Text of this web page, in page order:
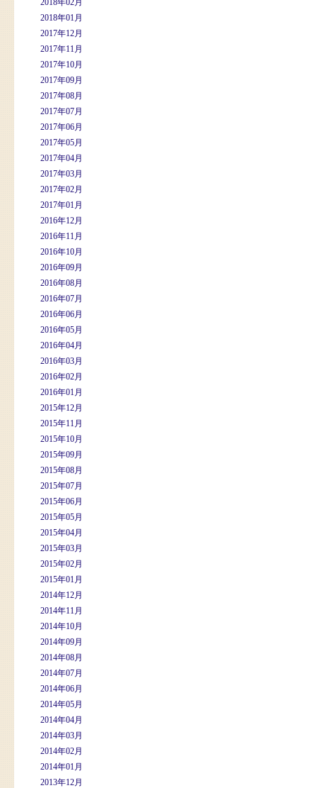
2018年02月
2018年01月
2017年12月
2017年11月
2017年10月
2017年09月
2017年08月
2017年07月
2017年06月
2017年05月
2017年04月
2017年03月
2017年02月
2017年01月
2016年12月
2016年11月
2016年10月
2016年09月
2016年08月
2016年07月
2016年06月
2016年05月
2016年04月
2016年03月
2016年02月
2016年01月
2015年12月
2015年11月
2015年10月
2015年09月
2015年08月
2015年07月
2015年06月
2015年05月
2015年04月
2015年03月
2015年02月
2015年01月
2014年12月
2014年11月
2014年10月
2014年09月
2014年08月
2014年07月
2014年06月
2014年05月
2014年04月
2014年03月
2014年02月
2014年01月
2013年12月